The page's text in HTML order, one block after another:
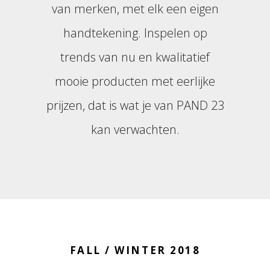
van merken, met elk een eigen
handtekening. Inspelen op
trends van nu en kwalitatief
mooie producten met eerlijke
prijzen, dat is wat je van PAND 23
kan verwachten.
FALL / WINTER 2018